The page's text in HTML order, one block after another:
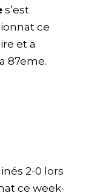
s’est
ce
et a
87eme.
2-0 lors
ce week-